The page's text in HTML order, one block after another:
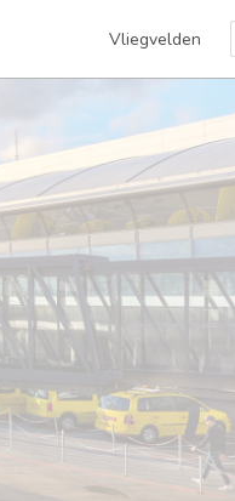
Vliegvelden